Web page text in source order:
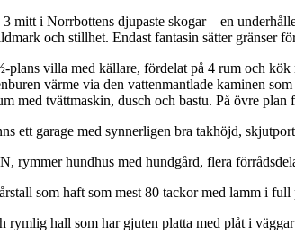
mitt i Norrbottens djupaste skogar – en
och stillhet. Endast fantasin sätter gränser
villa med källare, fördelat på 4 rum och kök
värme via den vattenmantlade kaminen
med tvättmaskin, dusch och bastu. På övre
ett garage med synnerligen bra takhöjd,
hundhus med hundgård, flera
som haft som mest 80 tackor med lamm i
hall som har gjuten platta med plåt i